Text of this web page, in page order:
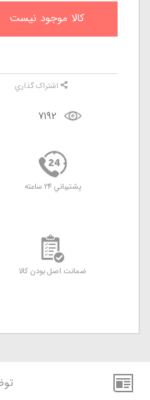
کالا موجود نيست
7192
اشتراک گذاري
پشتيباني 24 ساعته
ضمانت اصل بودن کالا